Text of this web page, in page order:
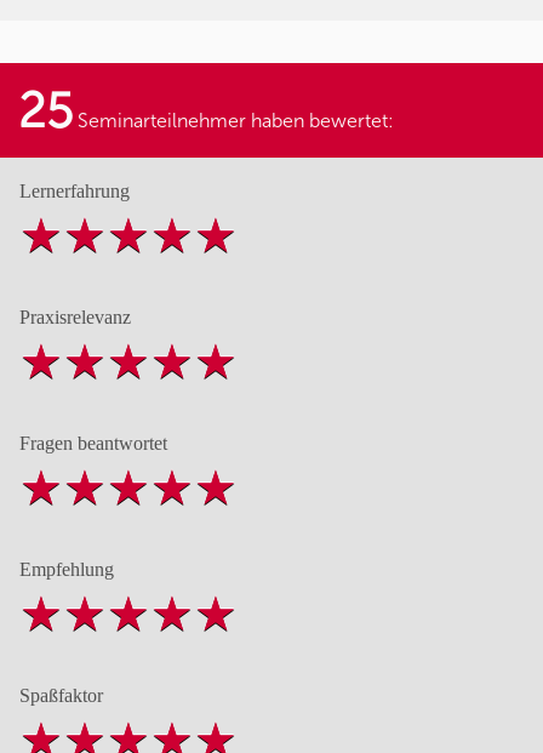
25 Seminarteilnehmer haben bewertet:
Lernerfahrung
Praxisrelevanz
Fragen beantwortet
Empfehlung
Spaßfaktor